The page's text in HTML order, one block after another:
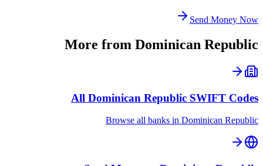
Send Money Now
More from Dominican Republic
All Dominican Republic SWIFT Codes
Browse all banks in Dominican Republic